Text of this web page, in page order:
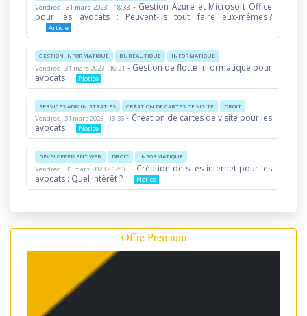
Vendredi 31 mars 2023 - 18:33 - Gestion Azure et Microsoft Office
pour les avocats : Peuvent-ils tout faire eux-mêmes ?
Article
GESTION INFORMATIQUE BUREAUTIQUE INFORMATIQUE
Vendredi 31 mars 2023 - 16:21 - Gestion de flotte informatique pour
avocats
Notice
SERVICES ADMINISTRATIFS CRÉATION DE CARTES DE VISITE DROIT
Vendredi 31 mars 2023 - 13:36 - Création de cartes de visite pour les
avocats
Notice
DÉVELOPPEMENT WEB DROIT INFORMATIQUE
Vendredi 31 mars 2023 - 12:16 - Création de sites internet pour les
avocats : Quel intérêt ?
Notice
Offre Premium